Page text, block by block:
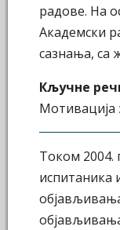
радове. На
Академски
сазнања, са
Кључне
Мотивација
Током 2004.
испитаника